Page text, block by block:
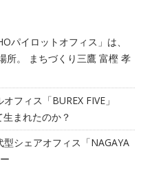
パイロットオフィス」は、
所。 まちづくり三鷹 富樫 孝
オフィス「BUREX FIVE」
まれたのか？
シェアオフィス「NAGAYA